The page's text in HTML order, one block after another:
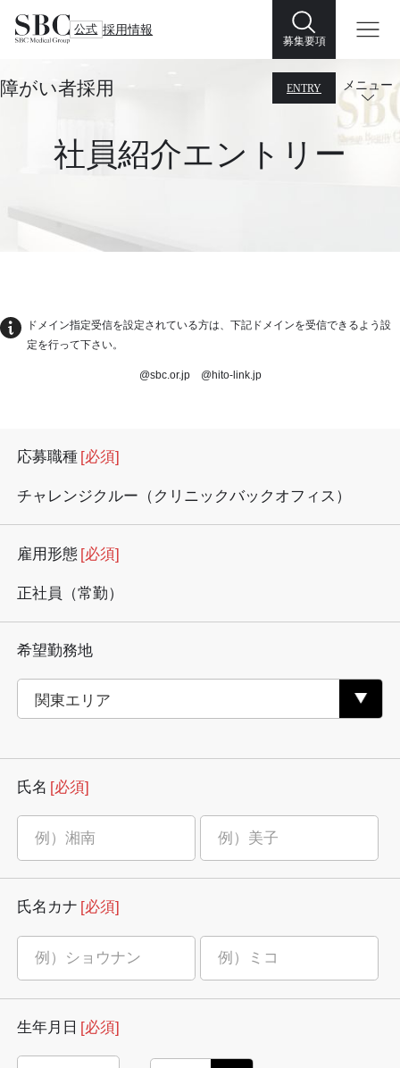
公式 採用情報
募集要項
障がい者採用 ENTRY メニュー
社員紹介エントリー
ドメイン指定受信を設定されている方は、下記ドメインを受信できるよう設
定を行って下さい。
@sbc.or.jp @hito-link.jp
応募職種 [必須]
チャレンジクルー（クリニックバックオフィス）
雇用形態 [必須]
正社員（常勤）
希望勤務地
氏名 [必須]
氏名カナ [必須]
生年月日 [必須]